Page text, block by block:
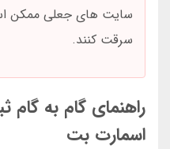
سایت های جعلی ممکن
سرقت کنند.
راهنمای گام به گام
اسمارت بت